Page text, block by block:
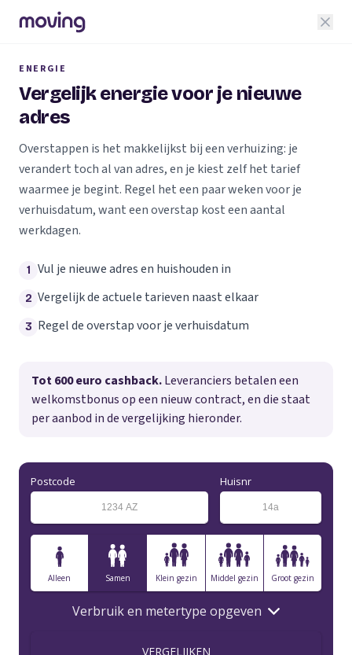
ENERGIE
Vergelijk energie voor je nieuwe
adres
Overstappen is het makkelijkst bij een verhuizing: je
verandert toch al van adres, en je kiest zelf het tarief
waarmee je begint. Regel het een paar weken voor je
verhuisdatum, want een overstap kost een aantal
werkdagen.
1 Vul je nieuwe adres en huishouden in
2 Vergelijk de actuele tarieven naast elkaar
3 Regel de overstap voor je verhuisdatum
Tot 600 euro cashback.Leveranciers betalen een
welkomstbonus op een nieuw contract, en die staat
per aanbod in de vergelijking hieronder.